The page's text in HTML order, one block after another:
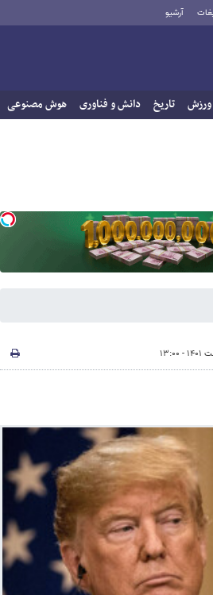
آرشیو
ورزش تاریخ دانش و فناوری هوش مصنوعی